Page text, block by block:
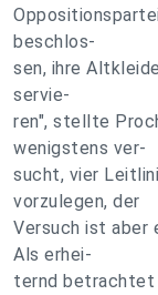
beschlos-
sen, ihre
servie-
ren", stellte
wenigstens ver-
sucht, vier
vorzulegen, der
Versuch ist aber
Als erhei-
ternd betrachtet